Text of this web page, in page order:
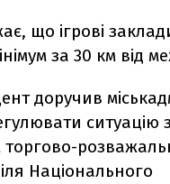
що ігрові
за 30 км від
доручив
ситуацію з
торгово-
Національного